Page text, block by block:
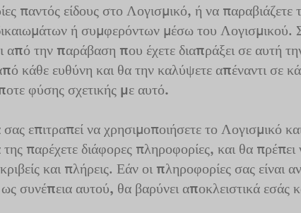
παντός είδους στο Λογισμικό, ή να
ή συμφερόντων μέσω του Λογισμικού.
από την παράβαση που έχετε διαπράξει σε αυτή
κάθε ευθύνη και θα την καλύψετε απέναντι σε
φύσης σχετικής με αυτό.
επιτραπεί να χρησιμοποιήσετε το Λογισμικό
της παρέχετε διάφορες πληροφορίες, και θα πρέπει
και πλήρεις. Εάν οι πληροφορίες σας είναι
συνέπεια αυτού, θα βαρύνει αποκλειστικά εσάς